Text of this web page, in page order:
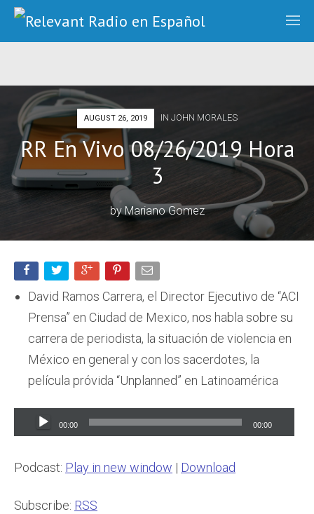
AUGUST 26, 2019 IN JOHN MORALES
RR En Vivo 08/26/2019 Hora
3
byMariano Gomez
David Ramos Carrera, el Director Ejecutivo de “ACI
Prensa” en Ciudad de Mexico, nos habla sobre su
carrera de periodista, la situación de violencia en
México en general y con los sacerdotes, la
película próvida “Unplanned” en Latinoamérica
Audio
Player
00:00 00:00
Podcast: Play in new window | Download
Subscribe: RSS